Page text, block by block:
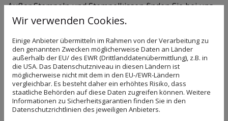
Außer Stempeln und Stempelkissen finden Sie bei uns
noch zahlreiche weitere nützliche Produkte für Ihren
hin zu Planen und Schildern gestalten wir für Sie alles,
was zur Corporate Identity eines Unternehmens
gehört. Gern informieren wir Sie in einem persönlichen
Beratungsgespräch zu all unseren Möglichkeiten und
erstellen Ihnen ein kostenloses und unverbindliches
Angebot.
Wir verwenden Cookies.
Einige Anbieter übermitteln im Rahmen von der Verarbeitung zu
den genannten Zwecken möglicherweise Daten an Länder
außerhalb der EU/ des EWR (Drittlanddatenübermittlung), z.B. in
die USA. Das Datenschutzniveau in diesen Ländern ist
möglicherweise nicht mit dem in den EU-/EWR-Ländern
vergleichbar. Es besteht daher ein erhöhtes Risiko, dass
staatliche Behörden auf diese Daten zugreifen können. Weitere
Informationen zu Sicherheitsgarantien finden Sie in den
Datenschutzrichtlinien des jeweiligen Anbieters.